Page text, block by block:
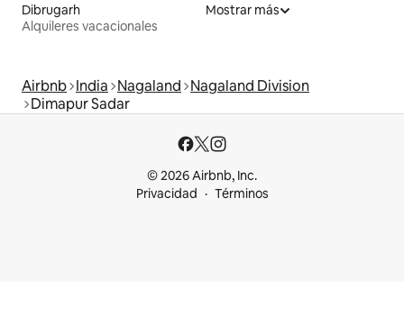
Dibrugarh
Alquileres vacacionales
Mostrar más
Airbnb India Nagaland Nagaland Division
Dimapur Sadar
© 2026 Airbnb, Inc.
Privacidad
Términos